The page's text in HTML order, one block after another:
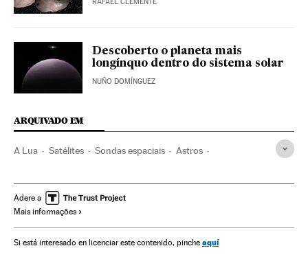
Descoberto o planeta mais
longínquo dentro do sistema solar
NUÑO DOMÍNGUEZ
ARQUIVADO EM
A Lua Satélites Sondas espaciais Astros
China Astronáutica Universo
Astronomia
Adere a
Mais informações
Si está interesado en licenciar este contenido, pinche aquí